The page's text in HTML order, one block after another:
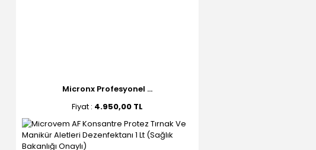
Micronx Profesyonel ...
Fiyat : 4.950,00 TL